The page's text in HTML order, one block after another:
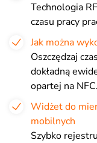
Technologia
czasu pracy
Jak można
Oszczędzaj
dokładną
opartej na NFC.
Widżet do
mobilnych
Szybko